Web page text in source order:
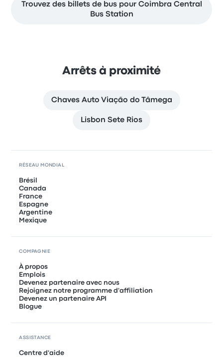
Trouvez des billets de bus pour Coimbra Central
Bus Station
Arrêts à proximité
Chaves Auto Viação do Tâmega
Lisbon Sete Rios
RÉSEAU MONDIAL
Brésil
Canada
France
Espagne
Argentine
Mexique
COMPAGNIE
À propos
Emplois
Devenez partenaire avec nous
Rejoignez notre programme d'affiliation
Devenez un partenaire API
Blogue
ASSISTANCE
Centre d'aide